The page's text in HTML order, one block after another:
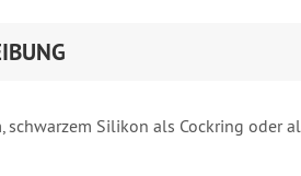
schwarzem Silikon als Cockring oder